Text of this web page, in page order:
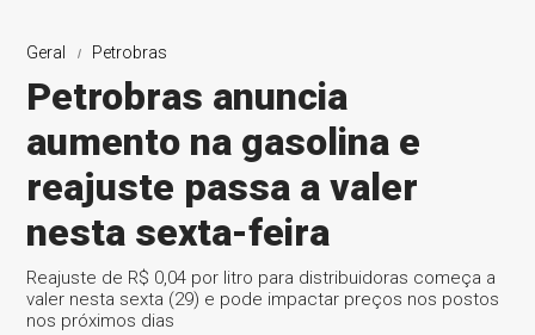
Geral Petrobras
Petrobras anuncia
aumento na gasolina e
reajuste passa a valer
nesta sexta-feira
Reajuste de R$ 0,04 por litro para distribuidoras começa a
valer nesta sexta (29) e pode impactar preços nos postos
nos próximos dias